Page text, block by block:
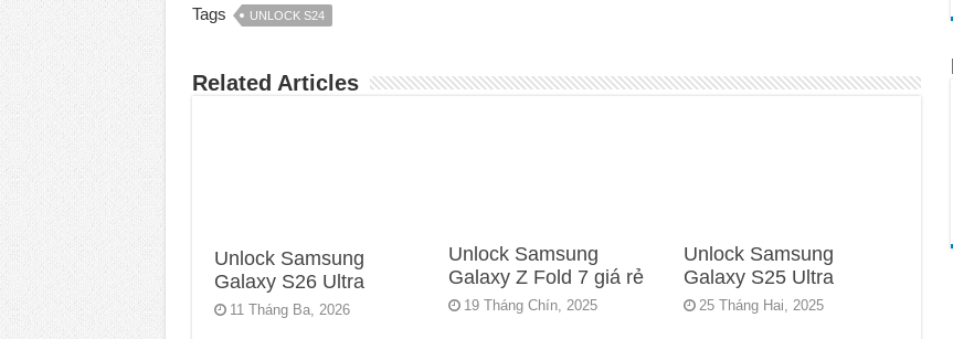
Tags UNLOCK S24
Related Articles
Unlock Samsung
Galaxy S26 Ultra
11 Tháng Ba, 2026
Unlock Samsung
Galaxy Z Fold 7 giá rẻ
19 Tháng Chín, 2025
Unlock Samsung
Galaxy S25 Ultra
25 Tháng Hai, 2025